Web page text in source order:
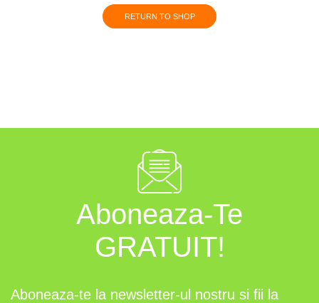
RETURN TO SHOP
Aboneaza-Te
GRATUIT!
Aboneaza-te la newsletter-ul nostru si fii la